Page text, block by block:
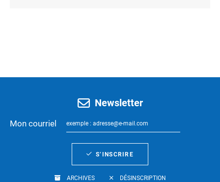
Newsletter
Mon courriel
S’INSCRIRE
ARCHIVES DÉSINSCRIPTION